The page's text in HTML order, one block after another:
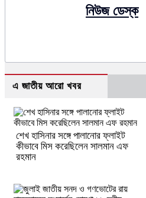
নিউজ ডেস্ক
এ জাতীয় আরো খবর
শেখ হাসিনার সঙ্গে পালানোর ফ্লাইট
কীভাবে মিস করেছিলেন সালমান এফ
রহমান